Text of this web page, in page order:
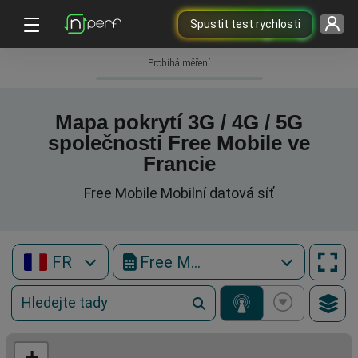
Spustit test rychlosti
Probíhá měření
Mapa pokrytí 3G / 4G / 5G
společnosti Free Mobile ve
Francie
Free Mobile Mobilní datová síť
FR Free Mobile